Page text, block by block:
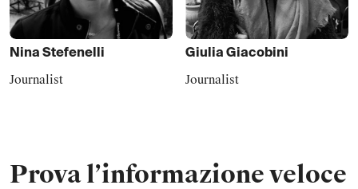
Nina Stefenelli
Journalist
Giulia Giacobini
Journalist
Prova l’informazione veloce